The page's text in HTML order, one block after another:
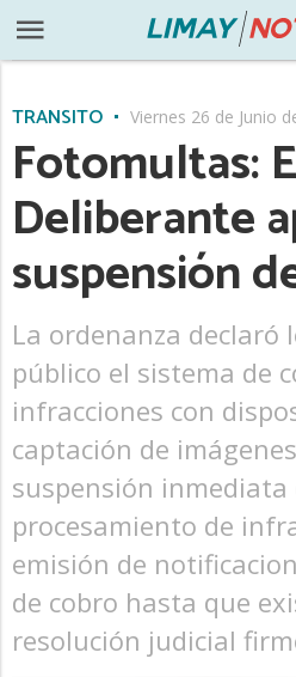
TRÁNSITO Viernes 26 de Junio
Fotomultas:
Deliberante
suspensión
La ordenanza declaró
público el sistema de
infracciones con
captación de
suspensión inmediata
procesamiento de
emisión de
de cobro hasta que
resolución judicial